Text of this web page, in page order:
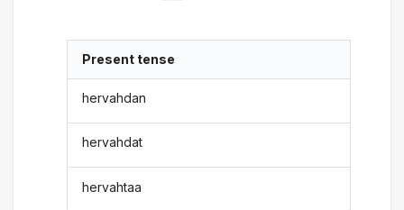
Present tense
hervahdan
hervahdat
hervahtaa